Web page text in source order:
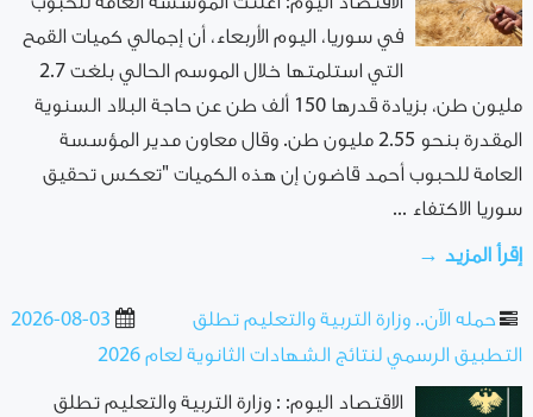
في سوريا، اليوم الأربعاء، أن إجمالي كميات القمح
التي استلمتها خلال الموسم الحالي بلغت 2.7
مليون طن، بزيادة قدرها 150 ألف طن عن حاجة البلاد السنوية
المقدرة بنحو 2.55 مليون طن. وقال معاون مدير المؤسسة
العامة للحبوب أحمد قاضون إن هذه الكميات "تعكس تحقيق
سوريا الاكتفاء ...
إقرأ المزيد →
2026-08-03
حمله الآن.. وزارة التربية والتعليم تطلق
التطبيق الرسمي لنتائج الشهادات الثانوية لعام 2026
الاقتصاد اليوم: : وزارة التربية والتعليم تطلق